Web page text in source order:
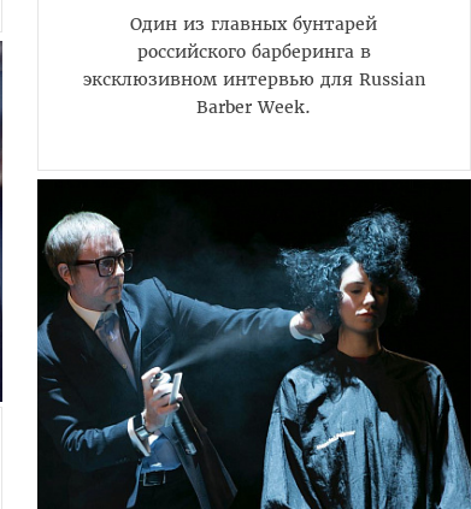
Один из главных бунтарей
российского барберинга в
эксклюзивном интервью для Russian
Barber Week.